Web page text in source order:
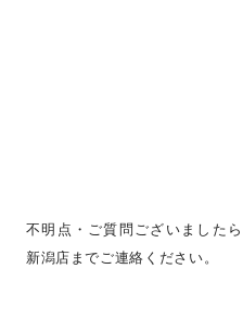
不明点・ご質問ございました
新潟店までご連絡ください。